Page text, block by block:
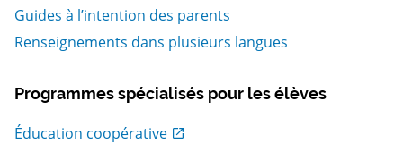
Guides à l’intention des parents
Renseignements dans plusieurs langues
Programmes spécialisés pour les élèves
Éducation coopérative
, Ouvrir dans une nouvelle fenetre